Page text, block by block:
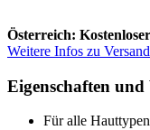
Österreich:
Weitere Infos zu
Eigenschaften und
Für alle Hauttypen